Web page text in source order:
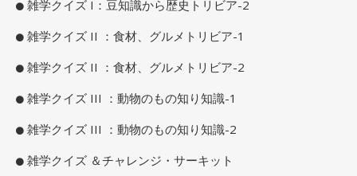
雑学クイズ I：豆知識から歴史トリビア-2
雑学クイズ II ：食材、グルメトリビア-1
雑学クイズ II ：食材、グルメトリビア-2
雑学クイズ III ：動物のもの知り知識-1
雑学クイズ III ：動物のもの知り知識-2
雑学クイズ ＆チャレンジ・サーキット